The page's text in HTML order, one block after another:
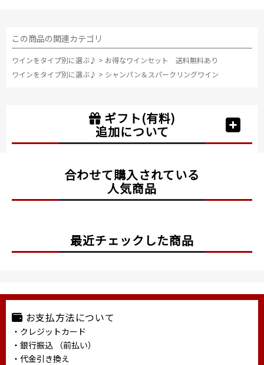
この商品の関連カテゴリ
ワインをタイプ別に選ぶ♪ > お得なワインセット 送料無料あり
ワインをタイプ別に選ぶ♪ > シャンパン＆スパークリングワイン
ギフト(有料)
追加について
合わせて購入されている
人気商品
最近チェックした商品
お支払方法について
・クレジットカード
・銀行振込 （前払い）
・代金引き換え